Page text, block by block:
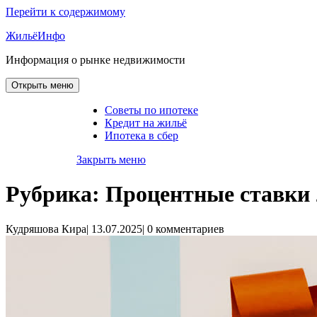
Перейти к содержимому
ЖильёИнфо
Информация о рынке недвижимости
Открыть меню
Советы по ипотеке
Кредит на жильё
Ипотека в сбер
Закрыть меню
Рубрика: Процентные ставки
Кудряшова Кира| 13.07.2025| 0 комментариев